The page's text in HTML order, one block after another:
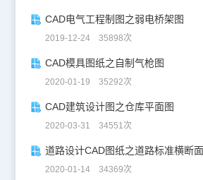
CAD电气工程制图之弱电桥架图
2019-12-24 35898次
CAD模具图纸之自制气枪图
2020-01-19 35292次
CAD建筑设计图之仓库平面图
2020-03-31 34551次
2020-01-14 34369次